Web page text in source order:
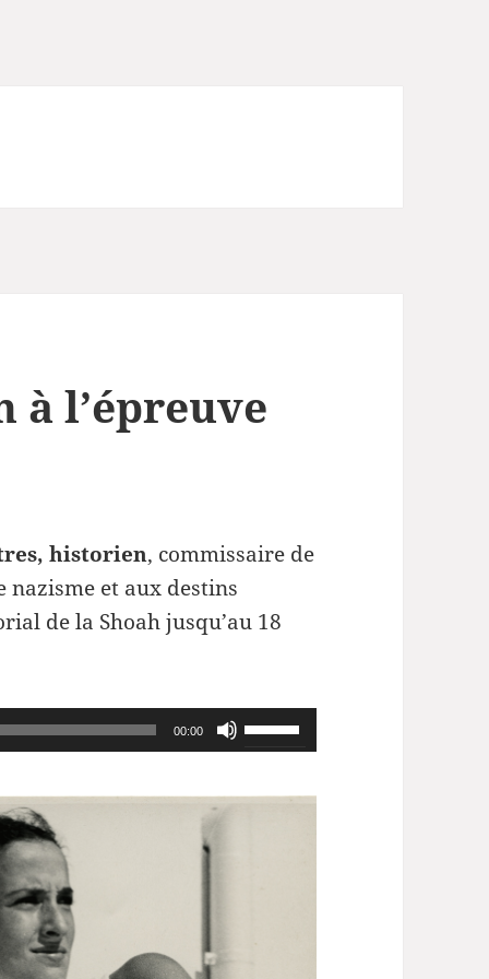
à l’épreuve
historien, commissaire de
nazisme et aux destins
de la Shoah jusqu’au 18
00:00
Utilisez
les
flèches